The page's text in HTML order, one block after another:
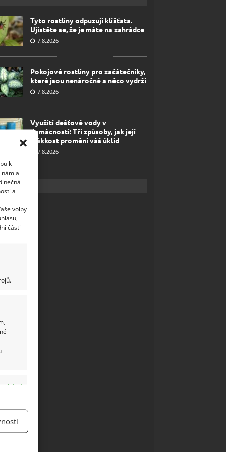
k
a
a
volby
části
aktivní
Tyto rostliny odpuzují klíšťata.
Ujistěte se, že je máte na zahrádce
7.8.2026
Pokojové rostliny pro začátečníky,
které jsou nenáročné a něco vydrží
7.8.2026
Využití dešťové vody v
domácnosti: Tři způsoby, jak její
měkkost promění váš úklid
7.8.2026